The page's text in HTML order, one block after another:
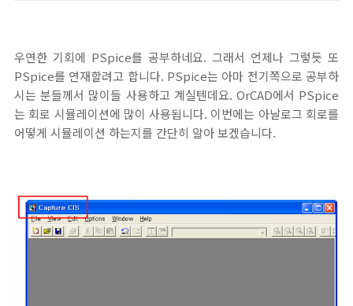
우연한 기회에 PSpice를 공부하네요. 그래서 언제나 그렇듯 또
PSpice를 연재할려고 합니다. PSpice는 아마 전기쪽으로 공부하
시는 분들께서 많이들 사용하고 계실텐데요. OrCAD에서 PSpice
는 회로 시뮬레이션에 많이 사용됩니다. 이번에는 아날로그 회로를
어떻게 시뮬레이션 하는지를 간단히 알아 보겠습니다.